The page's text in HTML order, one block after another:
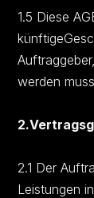
1.5 Diese
werden
2.1 Der
Leistungen